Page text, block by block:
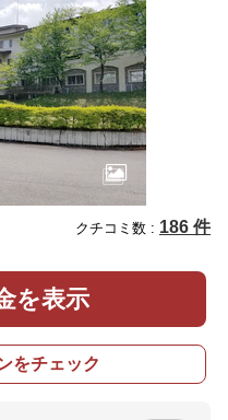
クチコミ数 : 186 件
を表示
をチェック